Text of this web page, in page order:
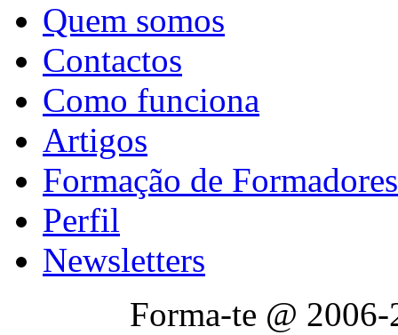
Quem somos
Contactos
Como funciona
Artigos
Formação de Formadores
Perfil
Newsletters
Forma-te @